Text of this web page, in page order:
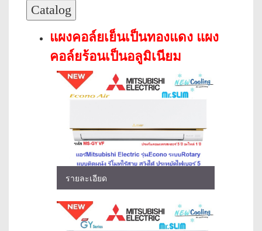
แผงคอล์ยเย็นเป็นทองแดง แผง
คอล์ยร้อนเป็นอลูมิเนียม
รายละเอียด